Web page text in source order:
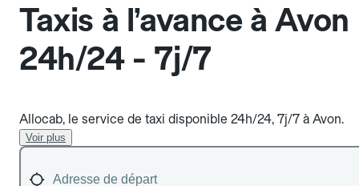
Taxis à l’avance à Avon
24h/24 - 7j/7
Allocab, le service de taxi disponible 24h/24, 7j/7 à Avon.
Voir plus